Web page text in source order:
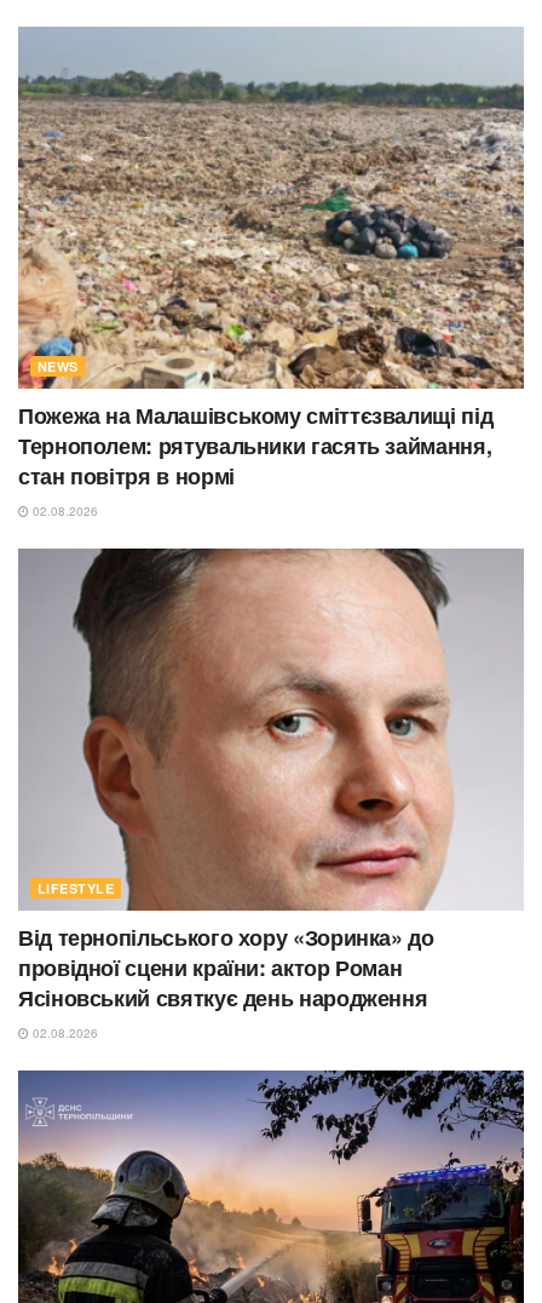
NEWS
Пожежа на Малашівському сміттєзвалищі під
Тернополем: рятувальники гасять займання,
стан повітря в нормі
02.08.2026
LIFESTYLE
Від тернопільського хору «Зоринка» до
провідної сцени країни: актор Роман
Ясіновський святкує день народження
02.08.2026